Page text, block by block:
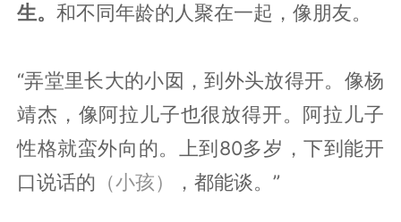
生。和不同年龄的人聚在一起，像朋友。
“弄堂里长大的小囡，到外头放得开。像杨
靖杰，像阿拉儿子也很放得开。阿拉儿子
性格就蛮外向的。上到80多岁，下到能开
口说话的 （小孩） ，都能谈。”